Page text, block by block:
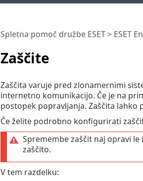
Zaščite
Spletna pomoč družbe ESET> ESET
Zaščita varuje pred zlonamernimi
internetno komunikacijo. Če je na
postopek popravljanja. Zaščita
Če želite podrobno konfigurirati
Spremembe zaščit naj opravi
zaščito.
V tem razdelku: